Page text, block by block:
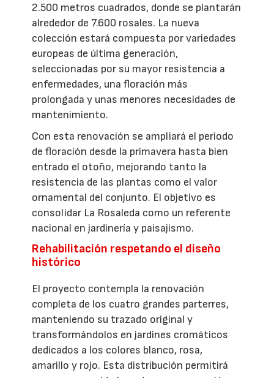
2.500 metros cuadrados, donde se plantarán
alrededor de 7.600 rosales. La nueva
colección estará compuesta por variedades
europeas de última generación,
seleccionadas por su mayor resistencia a
enfermedades, una floración más
prolongada y unas menores necesidades de
mantenimiento.
Con esta renovación se ampliará el periodo
de floración desde la primavera hasta bien
entrado el otoño, mejorando tanto la
resistencia de las plantas como el valor
ornamental del conjunto. El objetivo es
consolidar La Rosaleda como un referente
nacional en jardinería y paisajismo.
Rehabilitación respetando el diseño
histórico
El proyecto contempla la renovación
completa de los cuatro grandes parterres,
manteniendo su trazado original y
transformándolos en jardines cromáticos
dedicados a los colores blanco, rosa,
amarillo y rojo. Esta distribución permitirá